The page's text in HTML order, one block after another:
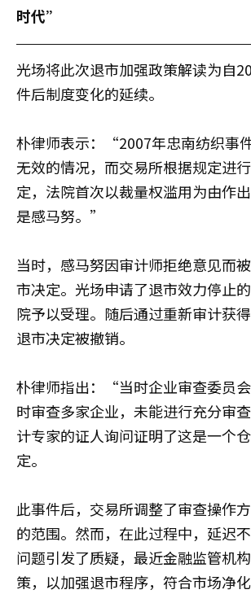
时代”
光场将此次退市加强政策解读为自
件后制度变化的延续。
朴律师表示：“2007年忠南纺织事
无效的情况，而交易所根据规定进
定，法院首次以裁量权滥用为由作
是感马努。”
当时，感马努因审计师拒绝意见而
市决定。光场申请了退市效力停止
院予以受理。随后通过重新审计获得
退市决定被撤销。
朴律师指出：“当时企业审查委员
时审查多家企业，未能进行充分审
计专家的证人询问证明了这是一个
定。
此事件后，交易所调整了审查操作
的范围。然而，在此过程中，延迟
问题引发了质疑，最近金融监管机
策，以加强退市程序，符合市场净